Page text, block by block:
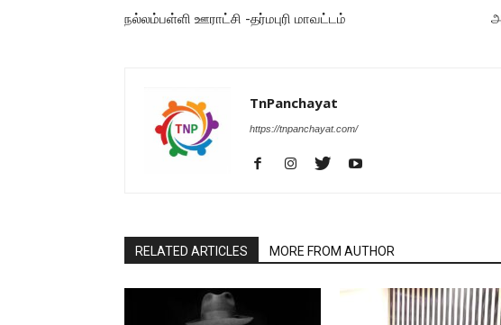
நல்லம்பள்ளி ஊராட்சி -தர்மபுரி மாவட்டம்
TnPanchayat
https://tnpanchayat.com/
RELATED ARTICLES MORE FROM AUTHOR